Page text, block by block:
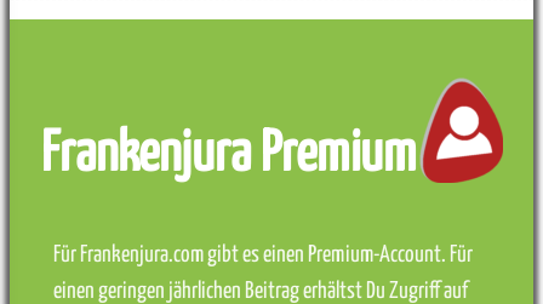
Frankenjura Premium
Für Frankenjura.com gibt es einen Premium-Account. Für
einen geringen jährlichen Beitrag erhältst Du Zugriff auf